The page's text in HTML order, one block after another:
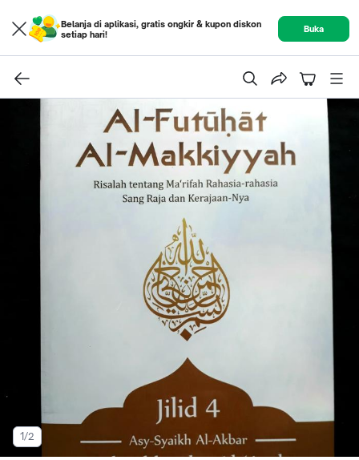
Belanja di aplikasi, gratis ongkir & kupon diskon
setiap hari!
Buka
1/2